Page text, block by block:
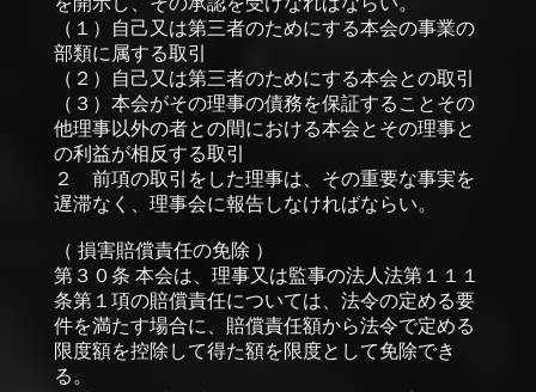
（１）自己又は第三者のためにする本会の事業の
部類に属する取引
（２）自己又は第三者のためにする本会との取引
（３）本会がその理事の債務を保証することその
他理事以外の者との間における本会とその理事と
の利益が相反する取引
２ 前項の取引をした理事は、その重要な事実を
遅滞なく、理事会に報告しなければならい。
（ 損害賠償責任の免除 ）
第３０条 本会は、理事又は監事の法人法第１１１
条第１項の賠償責任については、法令の定める要
件を満たす場合に、賠償責任額から法令で定める
限度額を控除して得た額を限度として免除でき
る。